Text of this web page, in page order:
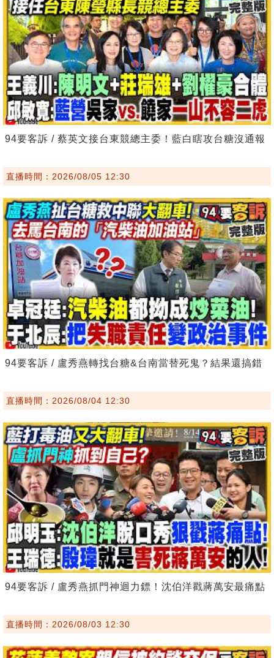
94要客訴 / 蔡英文接台東競總主委！藍白瞎攻台糖沒通報
直播時間：2026/08/05 12:30
94要客訴 / 盧秀燕轉找台糖&台南當替死鬼？結果還搞錯
直播時間：2026/08/04 12:30
94要客訴 / 盧秀燕抓門神迴力鏢！沈伯洋戳蔣萬安最痛點
直播時間：2026/08/03 12:30